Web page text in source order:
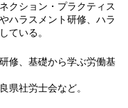
クション・プラクティス
ハラスメント研修、ハラ
ている。
修、基礎から学ぶ労働基
県社労士会など。